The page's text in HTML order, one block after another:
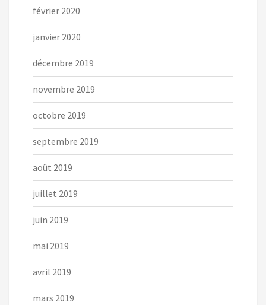
février 2020
janvier 2020
décembre 2019
novembre 2019
octobre 2019
septembre 2019
août 2019
juillet 2019
juin 2019
mai 2019
avril 2019
mars 2019